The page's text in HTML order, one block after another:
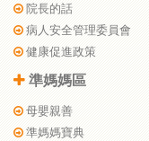
院長的話
病人安全管理委員會
健康促進政策
準媽媽區
母嬰親善
準媽媽寶典